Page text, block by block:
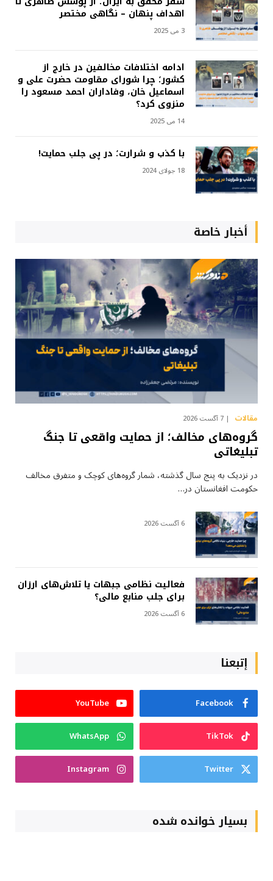
اهداف پنهان – نگاهی مختصر
3 می 2025
ادامه اختلافات مخالفین در خارج از
کشور؛ چرا شورای مقاومت حضرت علی و
اسماعیل خان، وفاداران احمد مسعود را
منزوی کرد؟
14 می 2025
با کذب و شرارت؛ در پی جلب حمایت!
18 جولای 2024
أخبار خاصة
مقالات 7 آگست 2026
گروه‌های مخالف؛ از حمایت واقعی تا جنگ
تبلیغاتی
در نزدیک به پنج سال گذشته، شمار گروه‌های کوچک و متفرق مخالف
حکومت افغانستان در…
6 آگست 2026
فعالیت نظامی جبهات یا تلاش‌های ارزان
برای جلب منابع مالی؟
6 آگست 2026
إتبعنا
Facebook
YouTube
TikTok
WhatsApp
Twitter
Instagram
بسیار خوانده شده